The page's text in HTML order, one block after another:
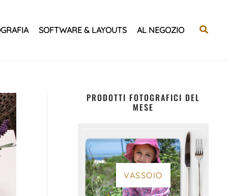
SOFTWARE & LAYOUTS AL NEGOZIO Cerca
PRODOTTI FOTOGRAFICI DEL
MESE
VASSOIO